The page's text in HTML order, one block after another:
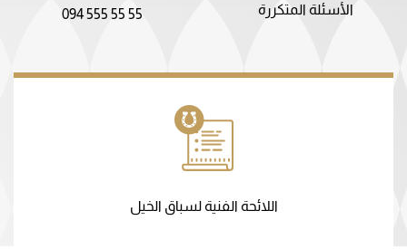
الأسئلة المتكررة
094 555 55 55
اللائحة الفنية لسباق الخيل